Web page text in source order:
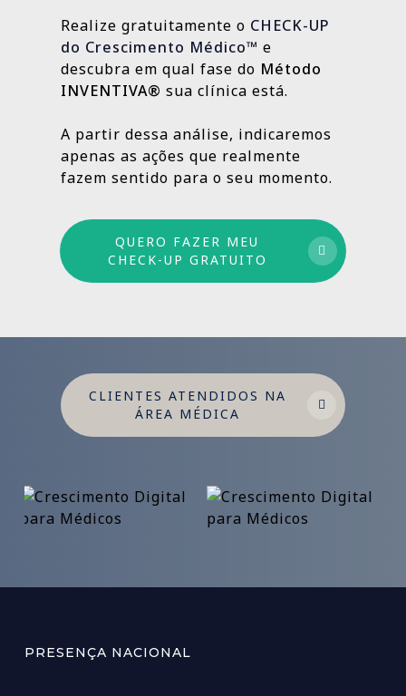
resultados sólidos e duradouros ao longo
do tempo.
Por isso trabalhamos com um método
médio e longo prazo para garantir
crescimento sustentável.
Realize gratuitamente o CHECK-UP
do Crescimento Médico™ e
descubra em qual fase do Método
INVENTIVA® sua clínica está.
A partir dessa análise, indicaremos
apenas as ações que realmente
fazem sentido para o seu momento.
QUERO FAZER MEU
CHECK-UP GRATUITO
CLIENTES ATENDIDOS NA
ÁREA MÉDICA
PRESENÇA NACIONAL